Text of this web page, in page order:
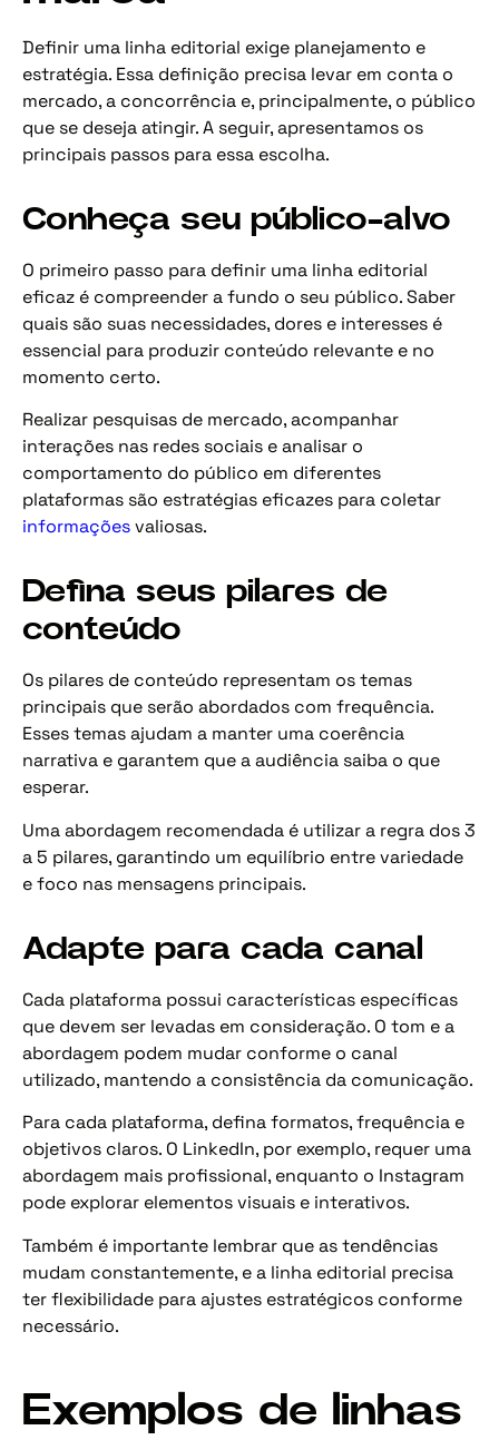
Definir uma linha editorial exige planejamento e
estratégia. Essa definição precisa levar em conta o
mercado, a concorrência e, principalmente, o público
que se deseja atingir. A seguir, apresentamos os
principais passos para essa escolha.
Conheça seu público-alvo
O primeiro passo para definir uma linha editorial
eficaz é compreender a fundo o seu público. Saber
quais são suas necessidades, dores e interesses é
essencial para produzir conteúdo relevante e no
momento certo.
Realizar pesquisas de mercado, acompanhar
interações nas redes sociais e analisar o
comportamento do público em diferentes
plataformas são estratégias eficazes para coletar
informaçõesvaliosas.
Defina seus pilares de
conteúdo
Os pilares de conteúdo representam os temas
principais que serão abordados com frequência.
Esses temas ajudam a manter uma coerência
narrativa e garantem que a audiência saiba o que
esperar.
Uma abordagem recomendada é utilizar a regra dos 3
a 5 pilares, garantindo um equilíbrio entre variedade
e foco nas mensagens principais.
Adapte para cada canal
Cada plataforma possui características específicas
que devem ser levadas em consideração. O tom e a
abordagem podem mudar conforme o canal
utilizado, mantendo a consistência da comunicação.
Para cada plataforma, defina formatos, frequência e
objetivos claros. O LinkedIn, por exemplo, requer uma
abordagem mais profissional, enquanto o Instagram
pode explorar elementos visuais e interativos.
Também é importante lembrar que as tendências
mudam constantemente, e a linha editorial precisa
ter flexibilidade para ajustes estratégicos conforme
necessário.
Exemplos de linhas